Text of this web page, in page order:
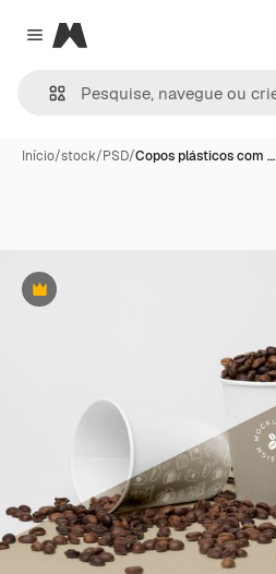
Close menu
Magnific
Início/stock/PSD/Copos plásticos com …
Premium